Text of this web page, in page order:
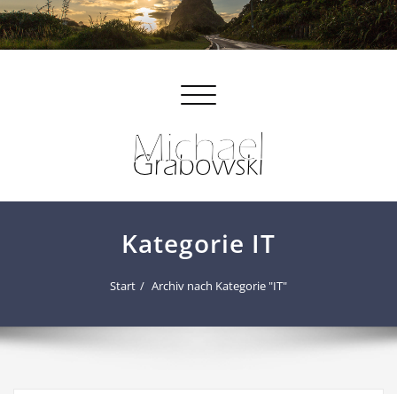
Navigation
Kategorie IT
Start Archiv nach Kategorie "IT"